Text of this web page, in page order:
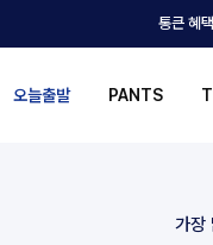
통큰 혜
오늘출발 PANTS
가장